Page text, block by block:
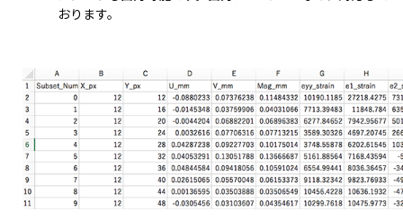
おります。